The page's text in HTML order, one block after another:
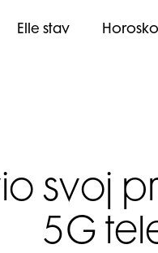
Elle stav
svoj
5G